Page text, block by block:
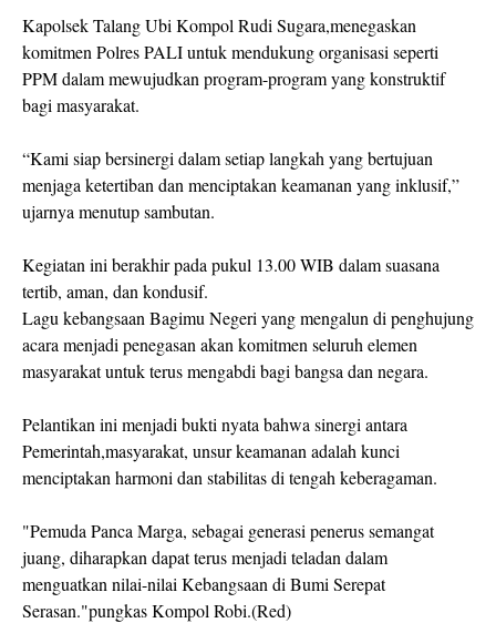
Kapolsek Talang Ubi Kompol Rudi Sugara,menegaskan
komitmen Polres PALI untuk mendukung organisasi seperti
PPM dalam mewujudkan program-program yang konstruktif
bagi masyarakat.
“Kami siap bersinergi dalam setiap langkah yang bertujuan
menjaga ketertiban dan menciptakan keamanan yang inklusif,”
ujarnya menutup sambutan.
Kegiatan ini berakhir pada pukul 13.00 WIB dalam suasana
tertib, aman, dan kondusif.
Lagu kebangsaan Bagimu Negeri yang mengalun di penghujung
acara menjadi penegasan akan komitmen seluruh elemen
masyarakat untuk terus mengabdi bagi bangsa dan negara.
Pelantikan ini menjadi bukti nyata bahwa sinergi antara
Pemerintah,masyarakat, unsur keamanan adalah kunci
menciptakan harmoni dan stabilitas di tengah keberagaman.
"Pemuda Panca Marga, sebagai generasi penerus semangat
juang, diharapkan dapat terus menjadi teladan dalam
menguatkan nilai-nilai Kebangsaan di Bumi Serepat
Serasan."pungkas Kompol Robi.(Red)